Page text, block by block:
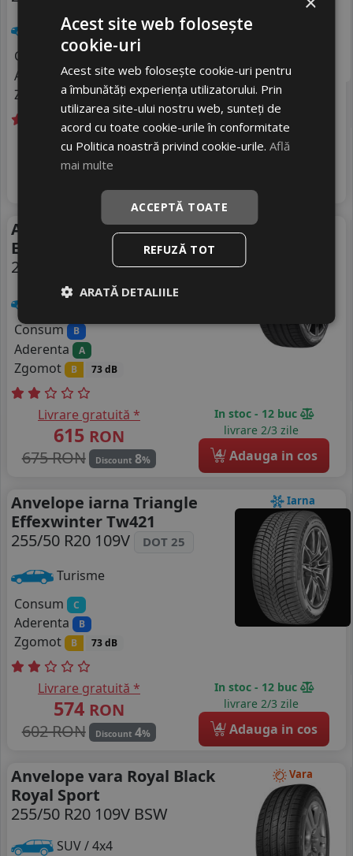
Turisme
Consum
Aderenta D
Zgomot B 72 dB
Livrare gratuită *
715RON
In stoc - 4 buc
Anvelope vara Triangle
Effexsport Th202
255/50 R20 109Y DOT 25
Turisme
Consum B
Aderenta A
Zgomot B 73 dB
Livrare gratuită *
615 RON
675 RON
Discount 8%
In stoc - 12 buc
livrare 2/3 zile
4 Adauga in cos
Iarna
Anvelope iarna Triangle
Effexwinter Tw421
255/50 R20 109V
DOT 25
Turisme
Consum
C
Aderenta B
Zgomot B 73 dB
Livrare gratuită *
574 RON
602 RON
Discount 4%
In stoc - 12 buc
livrare 2/3 zile
4 Adauga in cos
Vara
Anvelope vara Royal Black
Royal Sport
255/50 R20 109V BSW
SUV / 4x4
Acest site web folosește
cookie-uri
Acest site web folosește cookie-uri pentru
a îmbunătăți experiența utilizatorului. Prin
utilizarea site-ului nostru web, sunteți de
acord cu toate cookie-urile în conformitate
cu Politica noastră privind cookie-urile.Află
mai multe
ACCEPTĂ TOATE
REFUZĂ TOT
ARATĂ DETALIILE